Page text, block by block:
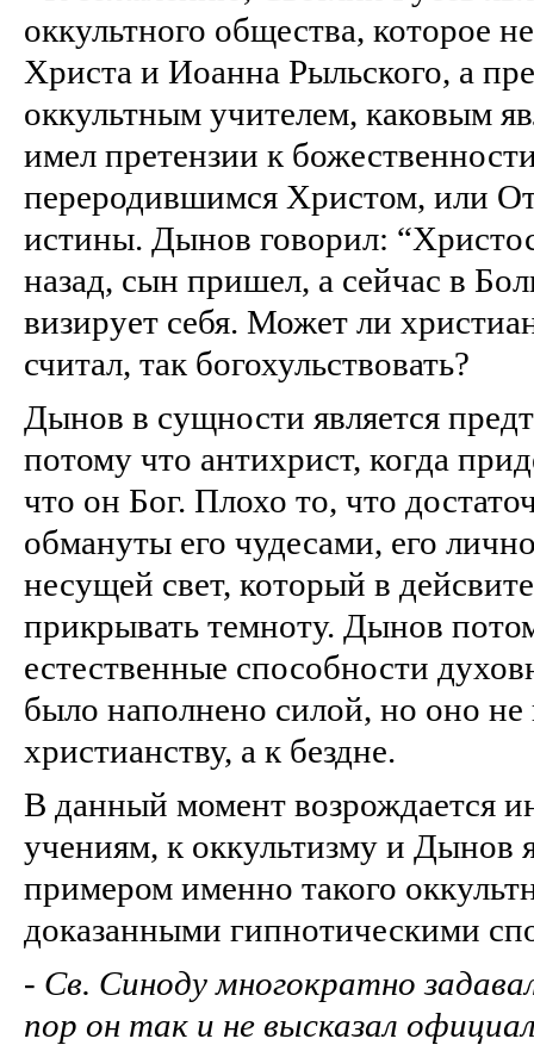
оккультного общества, которое
Христа и Иоанна Рыльского, а
оккультным учителем, каковым
имел претензии к
переродившимся Христом, или
истины. Дынов говорил:
назад, сын пришел, а сейчас в
визирует себя. Может ли
считал, так богохульствовать?
Дынов в сущности является
потому что антихрист, когда
что он Бог. Плохо то, что
обмануты его чудесами, его
несущей свет, который в
прикрывать темноту. Дынов
естественные способности
было наполнено силой, но оно не
христианству, а к бездне.
В данный момент возрождается
учениям, к оккультизму и Дынов
примером именно такого
доказанными гипнотическими
- Св. Синоду многократно
пор он так и не высказал